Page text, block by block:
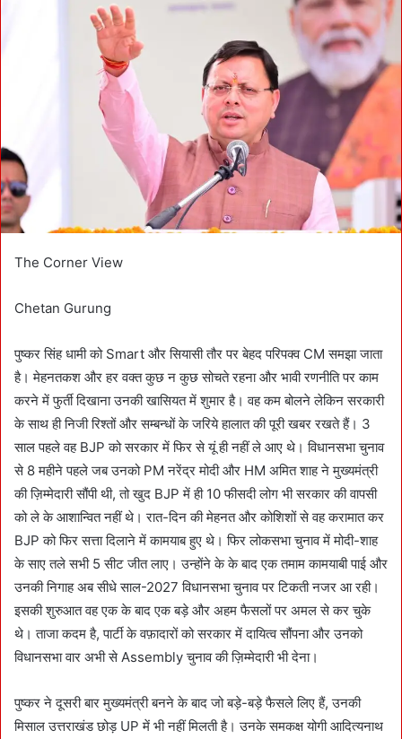
a
n
e
a
The Corner View
Chetan Gurung
पुष्कर सिंह धामी को Smart और सियासी तौर पर बेहद परिपक्व CM समझा जाता
है। मेहनतकश और हर वक्त कुछ न कुछ सोचते रहना और भावी रणनीति पर काम
करने में फुर्ती दिखाना उनकी खासियत में शुमार है। वह कम बोलने लेकिन सरकारी
के साथ ही निजी रिश्तों और सम्बन्धों के जरिये हालात की पूरी खबर रखते हैं। 3
साल पहले वह BJP को सरकार में फिर से यूं ही नहीं ले आए थे। विधानसभा चुनाव
से 8 महीने पहले जब उनको PM नरेंद्र मोदी और HM अमित शाह ने मुख्यमंत्री
की ज़िम्मेदारी सौंपी थी, तो खुद BJP में ही 10 फीसदी लोग भी सरकार की वापसी
को ले के आशान्वित नहीं थे। रात-दिन की मेहनत और कोशिशों से वह करामात कर
BJP को फिर सत्ता दिलाने में कामयाब हुए थे। फिर लोकसभा चुनाव में मोदी-शाह
के साए तले सभी 5 सीट जीत लाए। उन्होंने के के बाद एक तमाम कामयाबी पाई और
उनकी निगाह अब सीधे साल-2027 विधानसभा चुनाव पर टिकती नजर आ रही।
इसकी शुरुआत वह एक के बाद एक बड़े और अहम फैसलों पर अमल से कर चुके
थे। ताजा कदम है, पार्टी के वफ़ादारों को सरकार में दायित्व सौंपना और उनको
विधानसभा वार अभी से Assembly चुनाव की ज़िम्मेदारी भी देना।
पुष्कर ने दूसरी बार मुख्यमंत्री बनने के बाद जो बड़े-बड़े फैसले लिए हैं, उनकी
मिसाल उत्तराखंड छोड़ UP में भी नहीं मिलती है। उनके समकक्ष योगी आदित्यनाथ